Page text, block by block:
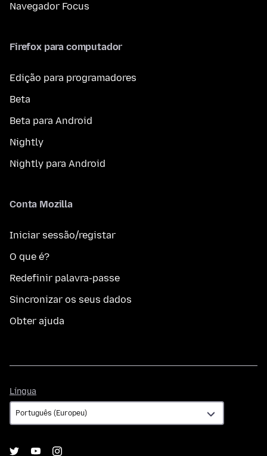
Navegador Focus
Firefox para computador
Edição para programadores
Beta
Beta para Android
Nightly
Nightly para Android
Conta Mozilla
Iniciar sessão/registar
O que é?
Redefinir palavra-passe
Sincronizar os seus dados
Obter ajuda
Língua